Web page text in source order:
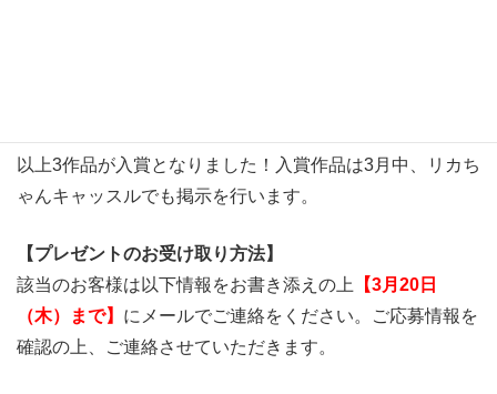
以上3作品が入賞となりました！入賞作品は3月中、リカち
ゃんキャッスルでも掲示を行います。
【プレゼントのお受け取り方法】
該当のお客様は以下情報をお書き添えの上
【3月20日
（木）まで】 にメールでご連絡をください。ご応募情報を
確認の上、ご連絡させていただきます。